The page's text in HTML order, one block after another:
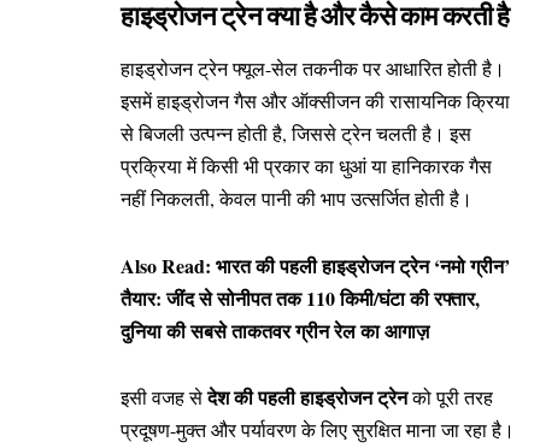
हाइड्रोजन ट्रेन क्या है और कैसे काम करती है
हाइड्रोजन ट्रेन फ्यूल-सेल तकनीक पर आधारित होती है।
इसमें हाइड्रोजन गैस और ऑक्सीजन की रासायनिक क्रिया
से बिजली उत्पन्न होती है, जिससे ट्रेन चलती है। इस
प्रक्रिया में किसी भी प्रकार का धुआं या हानिकारक गैस
नहीं निकलती, केवल पानी की भाप उत्सर्जित होती है।
Also Read: भारत की पहली हाइड्रोजन ट्रेन ‘नमो ग्रीन’
तैयार: जींद से सोनीपत तक 110 किमी/घंटा की रफ्तार,
दुनिया की सबसे ताकतवर ग्रीन रेल का आगाज़
इसी वजह सेदेश की पहली हाइड्रोजन ट्रेनको पूरी तरह
प्रदूषण-मुक्त और पर्यावरण के लिए सुरक्षित माना जा रहा है।